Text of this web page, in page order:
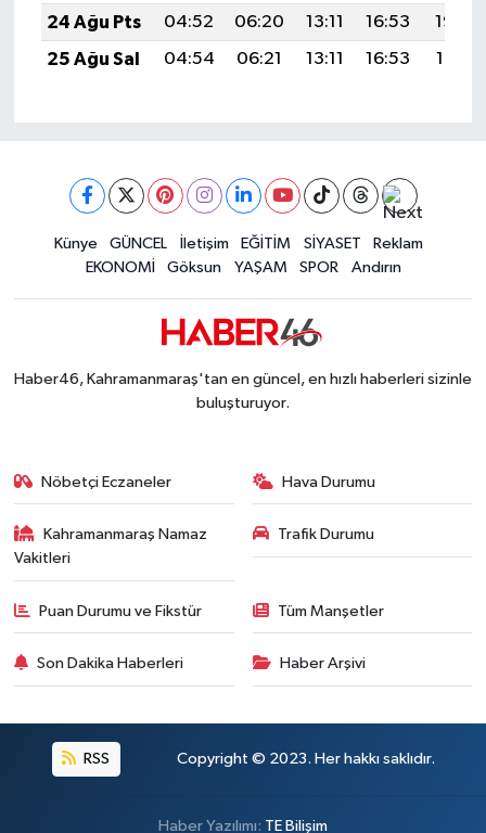
24 Ağu Pts
04:52 06:20 13:11 16:53
19:53
25 Ağu Sal
04:54 06:21 13:11 16:53 19:51
Künye GÜNCEL İletişim EĞİTİM SİYASET
Reklam
EKONOMİ
Göksun YAŞAM SPOR Andırın
Haber46, Kahramanmaraş'tan en güncel, en hızlı haberleri sizinle
buluşturuyor.
Nöbetçi Eczaneler Hava Durumu
Kahramanmaraş Namaz
Vakitleri
Trafik Durumu
Puan Durumu ve Fikstür Tüm Manşetler
Son Dakika Haberleri Haber Arşivi
RSS Copyright © 2023. Her hakkı saklıdır.
Haber Yazılımı: TE Bilişim